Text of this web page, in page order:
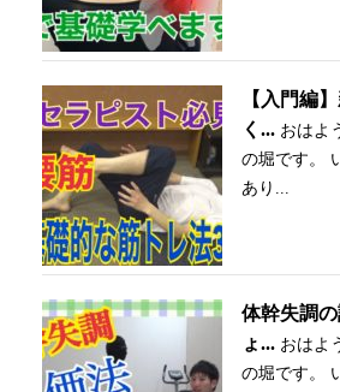
【入門編
く... おはよ
の堀です。
あり...
体幹失調
ょ... おはよ
の堀です。